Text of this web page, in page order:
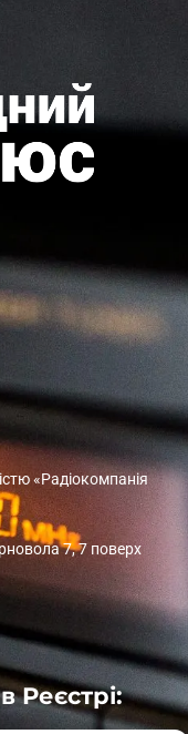
«Радіокомпанія
7, 7 поверх
Реєстрі: